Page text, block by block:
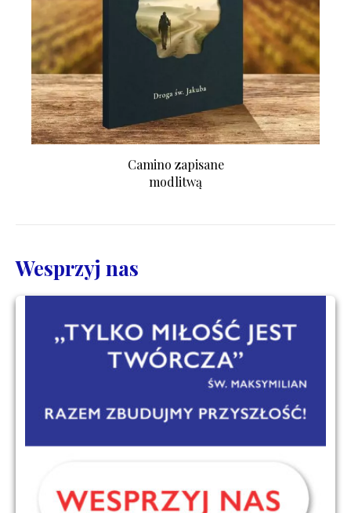
Camino zapisane
modlitwą
Wesprzyj nas